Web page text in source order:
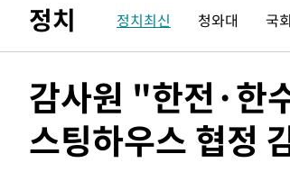
-3661초 전 >
'월드컵 탈락 후폭풍' 축구협회…초
-3501초 전 >서울 낮 37.9도, 올여름 최고치 경
14분 전 >[속보]코스닥, 800p 회복…0.26% 오
15분 전 > [속보]코스피, 301.88포인트(4.58%)
17분 전 >[속보]원·달러 환율, 0.7원 내린 1423.8
정치 정치최신 청와대 국
감사원 "한전·한
스팅하우스 협정